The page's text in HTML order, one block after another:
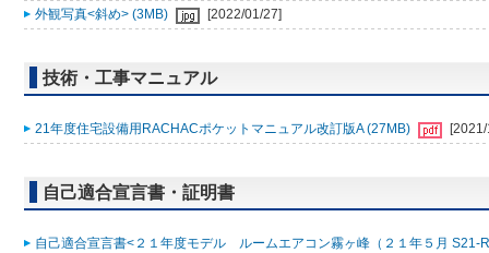
外観写真<斜め> (3MB)
[2022/01/27]
技術・工事マニュアル
21年度住宅設備用RACHACポケットマニュアル改訂版A (27MB)
自己適合宣言書・証明書
自己適合宣言書<２１年度モデル ルームエアコン霧ヶ峰（２１年５月 S21-